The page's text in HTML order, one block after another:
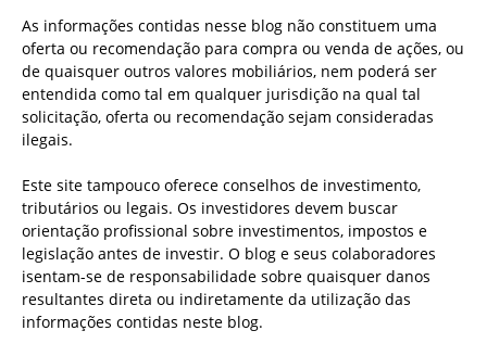
As informações contidas nesse blog não constituem uma
oferta ou recomendação para compra ou venda de ações, ou
de quaisquer outros valores mobiliários, nem poderá ser
entendida como tal em qualquer jurisdição na qual tal
solicitação, oferta ou recomendação sejam consideradas
ilegais.
Este site tampouco oferece conselhos de investimento,
tributários ou legais. Os investidores devem buscar
orientação profissional sobre investimentos, impostos e
legislação antes de investir. O blog e seus colaboradores
isentam-se de responsabilidade sobre quaisquer danos
resultantes direta ou indiretamente da utilização das
informações contidas neste blog.